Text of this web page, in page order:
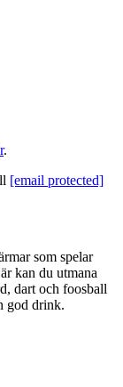
.
[email protected]
som spelar
kan du utmana
dart och foosball
god drink.